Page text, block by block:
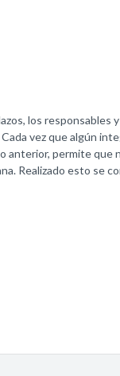
los responsables
vez que algún
permite que
Realizado esto se